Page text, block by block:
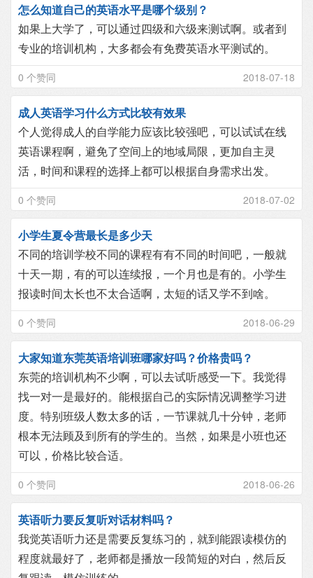
怎么知道自己的英语水平是哪个级别？
如果上大学了，可以通过四级和六级来测试啊。或者到
专业的培训机构，大多都会有免费英语水平测试的。
0 个赞同 2018-07-18
成人英语学习什么方式比较有效果
个人觉得成人的自学能力应该比较强吧，可以试试在线
英语课程啊，避免了空间上的地域局限，更加自主灵
活，时间和课程的选择上都可以根据自身需求出发。
0 个赞同 2018-07-02
小学生夏令营最长是多少天
不同的培训学校不同的课程有有不同的时间吧，一般就
十天一期，有的可以连续报，一个月也是有的。小学生
报读时间太长也不太合适啊，太短的话又学不到啥。
0 个赞同 2018-06-29
大家知道东莞英语培训班哪家好吗？价格贵吗？
东莞的培训机构不少啊，可以去试听感受一下。我觉得
找一对一是最好的。能根据自己的实际情况调整学习进
度。特别班级人数太多的话，一节课就几十分钟，老师
根本无法顾及到所有的学生的。当然，如果是小班也还
可以，价格比较合适。
0 个赞同 2018-06-26
英语听力要反复听对话材料吗？
我觉英语听力还是需要反复练习的，就到能跟读模仿的
程度就最好了，老师都是播放一段简短的对白，然后反